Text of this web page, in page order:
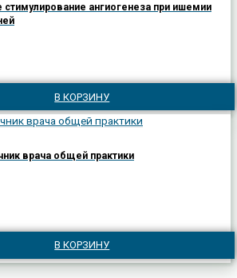
стимулирование ангиогенеза при ишемии
В КОРЗИНУ
врача общей практики
В КОРЗИНУ